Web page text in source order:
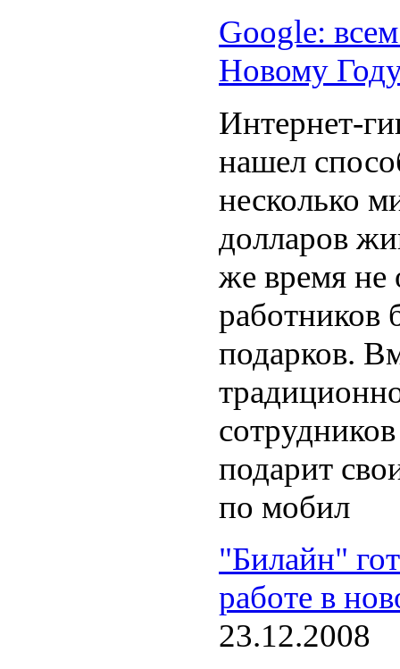
Google:
Новому
Интернет-
нашел
несколько
долларов
же время не
работников
подарков.
подарит
по мобил
"Билайн"
работе в
23.12.2008